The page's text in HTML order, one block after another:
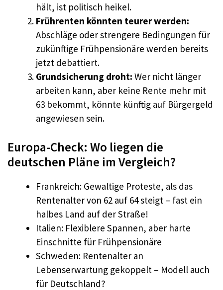
hält, ist politisch heikel.
Frührenten könnten teurer werden:
Abschläge oder strengere Bedingungen für
zukünftige Frühpensionäre werden bereits
jetzt debattiert.
Grundsicherung droht: Wer nicht länger
arbeiten kann, aber keine Rente mehr mit
63 bekommt, könnte künftig auf Bürgergeld
angewiesen sein.
Europa-Check: Wo liegen die
deutschen Pläne im Vergleich?
Frankreich: Gewaltige Proteste, als das
Rentenalter von 62 auf 64 steigt – fast ein
halbes Land auf der Straße!
Italien: Flexiblere Spannen, aber harte
Einschnitte für Frühpensionäre
Schweden: Rentenalter an
Lebenserwartung gekoppelt – Modell auch
für Deutschland?